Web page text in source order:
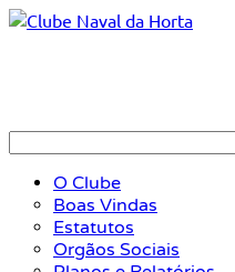
O Clube
Boas Vindas
Estatutos
Orgãos Sociais